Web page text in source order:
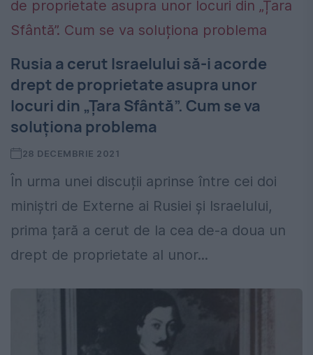
Rusia a cerut Israelului să-i acorde
drept de proprietate asupra unor
locuri din „Țara Sfântă”. Cum se va
soluționa problema
28 DECEMBRIE 2021
În urma unei discuții aprinse între cei doi
miniștri de Externe ai Rusiei și Israelului,
prima țară a cerut de la cea de-a doua un
drept de proprietate al unor...